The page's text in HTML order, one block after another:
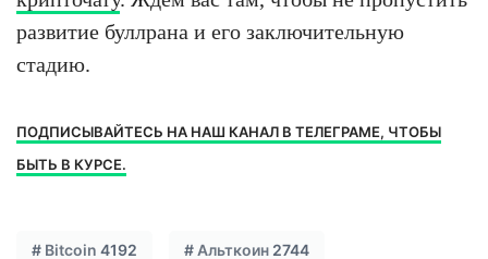
развитие буллрана и его заключительную
стадию.
ПОДПИСЫВАЙТЕСЬ НА НАШ КАНАЛ В ТЕЛЕГРАМЕ, ЧТОБЫ
БЫТЬ В КУРСЕ.
# Bitcoin 4192 # Альткоин 2744